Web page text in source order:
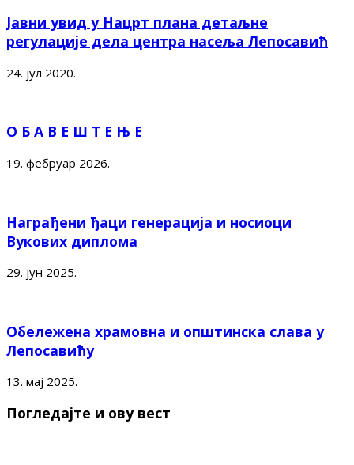
Јавни увид у Нацрт плана детаљне
регулације дела центра насеља Лепосавић
24. јул 2020.
О Б А В Е Ш Т Е Њ Е
19. фебруар 2026.
Награђени ђаци генерација и носиоци
Вукових диплома
29. јун 2025.
Обележена храмовна и општинска слава у
Лепосавићу
13. мај 2025.
Погледајте и ову вест